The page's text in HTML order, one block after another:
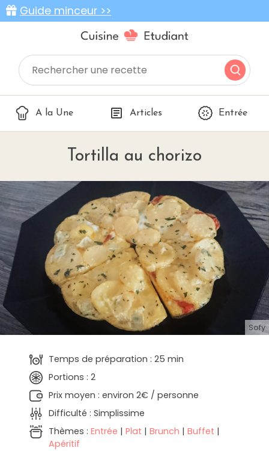
Guide minceur >>
A la Une Articles Entrée
Tortilla au chorizo
Sofy
Temps de préparation : 25 min
Portions : 2
Prix moyen : environ 2€ / personne
Difficulté : Simplissime
Thèmes : Entrée | Plat | Brunch | Buffet |
Apéritif